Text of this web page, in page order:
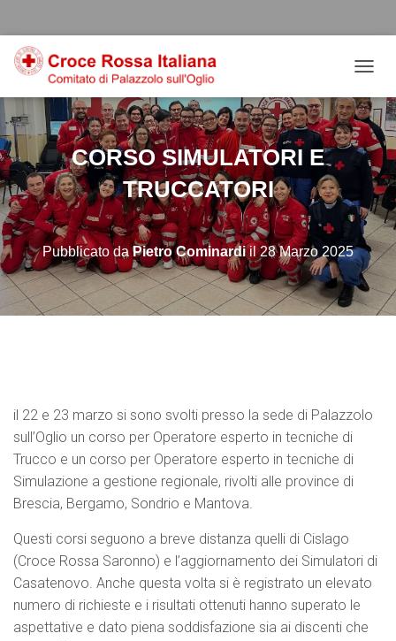
contenuto
navigazione
footer
CORSO SIMULATORI E
TRUCCATORI
Pubblicato daPietro Cominardiil28 Marzo 2025
il 22 e 23 marzo si sono svolti presso la sede di Palazzolo
sull’Oglio un corso per Operatore esperto in tecniche di
Trucco e un corso per Operatore esperto in tecniche di
Simulazione a gestione regionale, rivolti alle province di
Brescia, Bergamo, Sondrio e Mantova.
Questi corsi seguono a breve distanza quelli di Cislago
(Croce Rossa Saronno) e l’aggiornamento dei Simulatori di
Casatenovo. Anche questa volta si è registrato un elevato
numero di richieste e i risultati ottenuti hanno superato le
aspettative e dato piena soddisfazione sia ai discenti che